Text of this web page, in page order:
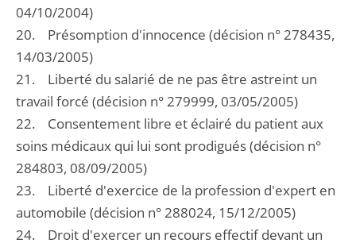
04/10/2004)
20. Présomption d'innocence (décision n° 278435,
14/03/2005)
21. Liberté du salarié de ne pas être astreint un
travail forcé (décision n° 279999, 03/05/2005)
22. Consentement libre et éclairé du patient aux
soins médicaux qui lui sont prodigués (décision n°
284803, 08/09/2005)
23. Liberté d'exercice de la profession d'expert en
automobile (décision n° 288024, 15/12/2005)
24. Droit d'exercer un recours effectif devant un